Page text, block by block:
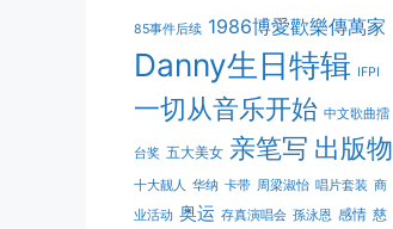
85事件后续 1986博愛歡樂傳萬家
Danny生日特辑 IFPI
一切从音乐开始 中文歌曲擂
台奖 五大美女 亲笔写 出版物
十大靓人 华纳 卡带 周梁淑怡 唱片套装 商
业活动 奥运 存真演唱会 孫泳恩 感情 慈